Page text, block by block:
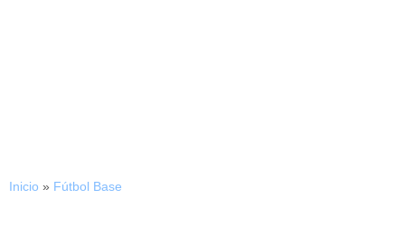
Inicio » Fútbol Base